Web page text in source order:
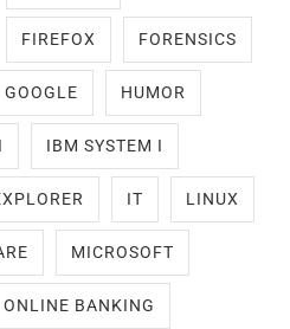
FIREFOX FORENSICS
GOOGLE HUMOR
IBM SYSTEM I
IT LINUX
MICROSOFT
ONLINE BANKING